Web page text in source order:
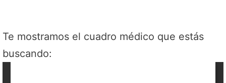
Te mostramos el cuadro médico que estás
buscando: